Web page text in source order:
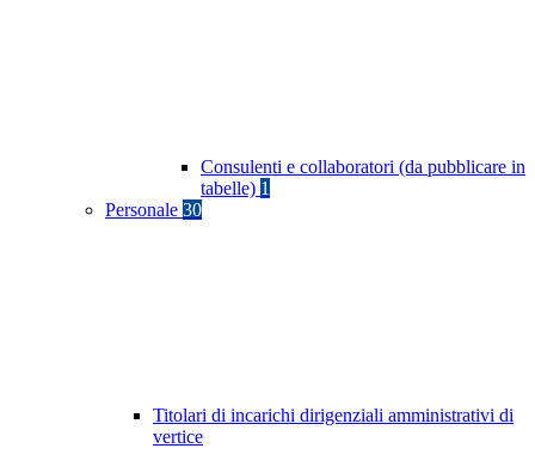
Consulenti e collaboratori (da pubblicare in
tabelle) 1
Personale 30
Titolari di incarichi dirigenziali amministrativi di
vertice